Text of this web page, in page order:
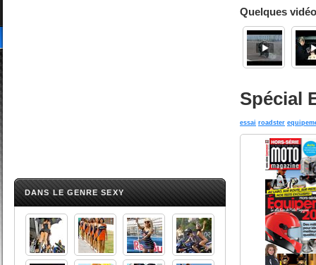
DANS LE GENRE SEXY
Quelques
Spécial
essai roadster